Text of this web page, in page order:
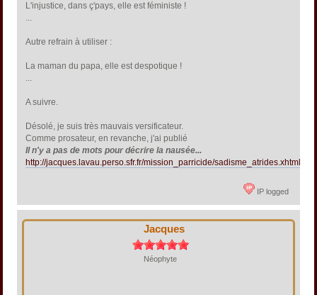
L'injustice, dans ç'pays, elle est féministe !
...
Autre refrain à utiliser :
La maman du papa, elle est despotique !
...
A suivre.
Désolé, je suis très mauvais versificateur.
Comme prosateur, en revanche, j'ai publié
Il n'y a pas de mots pour décrire la nausée...
http://jacques.lavau.perso.sfr.fr/mission_parricide/sadisme_atrides.xhtml
IP logged
Jacques
Néophyte